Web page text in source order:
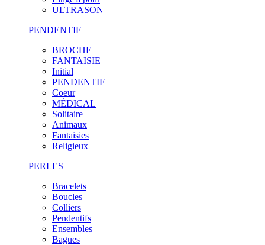
ULTRASON
PENDENTIF
BROCHE
FANTAISIE
Initial
PENDENTIF
Coeur
MÉDICAL
Solitaire
Animaux
Fantaisies
Religieux
PERLES
Bracelets
Boucles
Colliers
Pendentifs
Ensembles
Bagues